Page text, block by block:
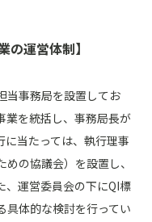
の運営体制】
当事務局を設置してお
業を統括し、事務局長が
に当たっては、執行理事
の協議会）を設置し、
、運営委員会の下にQI標
具体的な検討を行ってい